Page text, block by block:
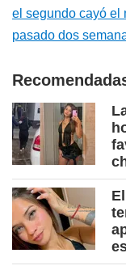
el segundo cayó el
pasado dos